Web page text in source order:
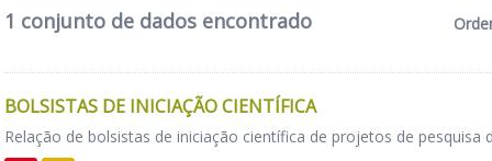
1 conjunto de dados encontrado
BOLSISTAS DE INICIAÇÃO CIENTÍFICA
Relação de bolsistas de iniciação científica de projetos de pesquisa